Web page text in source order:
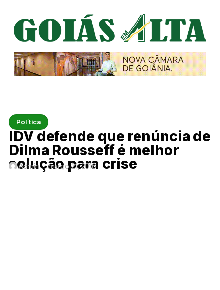
Política
IDV defende que renúncia de
Dilma Rousseff é melhor
solução para crise
Admin março 21, 2016